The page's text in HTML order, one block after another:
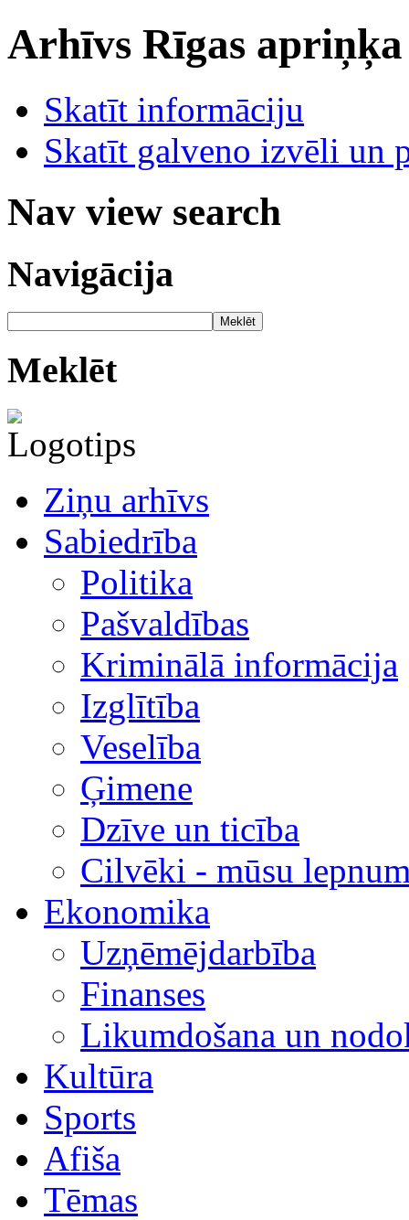
Arhīvs Rīgas
Skatīt informāciju
Skatīt galveno izvēli un
Nav view search
Navigācija
Meklēt
Meklēt
Ziņu arhīvs
Sabiedrība
Politika
Pašvaldības
Kriminālā informācija
Izglītība
Veselība
Ģimene
Dzīve un ticība
Cilvēki - mūsu
Ekonomika
Uzņēmējdarbība
Finanses
Likumdošana un
Kultūra
Sports
Afiša
Tēmas